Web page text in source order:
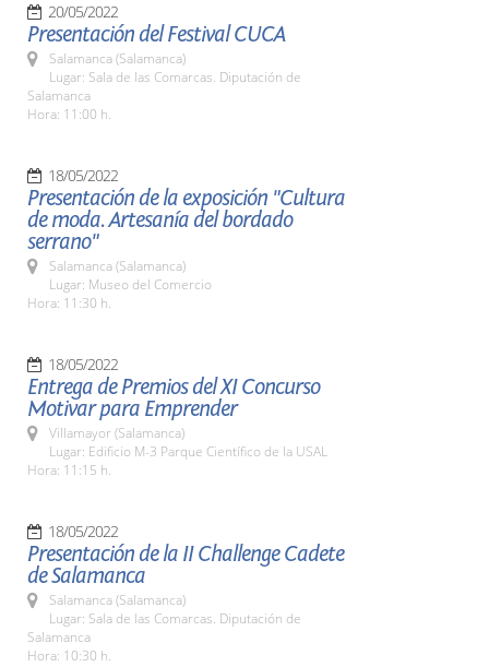
20/05/2022
Presentación del Festival CUCA
Salamanca (Salamanca)
Lugar: Sala de las Comarcas. Diputación de
Salamanca
Hora: 11:00 h.
18/05/2022
Presentación de la exposición "Cultura
de moda. Artesanía del bordado
serrano"
Salamanca (Salamanca)
Lugar: Museo del Comercio
Hora: 11:30 h.
18/05/2022
Entrega de Premios del XI Concurso
Motivar para Emprender
Villamayor (Salamanca)
Lugar: Edificio M-3 Parque Científico de la USAL
Hora: 11:15 h.
18/05/2022
Presentación de la II Challenge Cadete
de Salamanca
Salamanca (Salamanca)
Lugar: Sala de las Comarcas. Diputación de
Salamanca
Hora: 10:30 h.